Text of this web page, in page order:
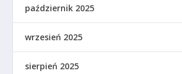
październik 2025
wrzesień 2025
sierpień 2025